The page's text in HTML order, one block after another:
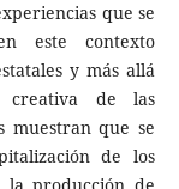
que se
este contexto
y más allá
de las
muestran que se
de los